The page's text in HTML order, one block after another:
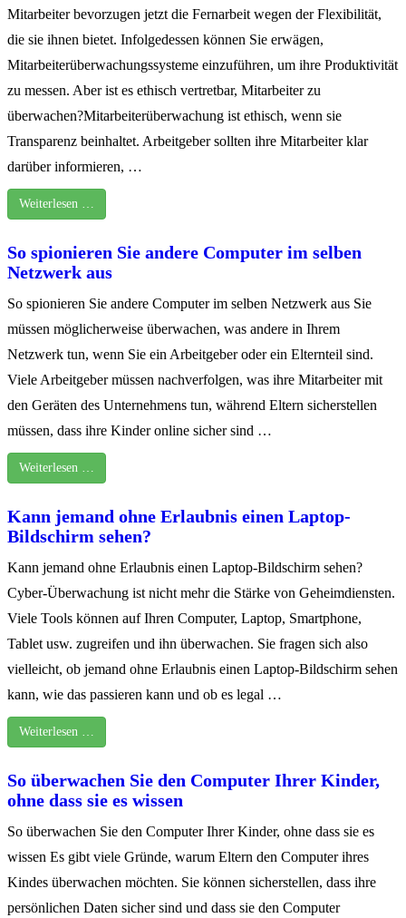
Mitarbeiter bevorzugen jetzt die Fernarbeit wegen der Flexibilität,
die sie ihnen bietet. Infolgedessen können Sie erwägen,
Mitarbeiterüberwachungssysteme einzuführen, um ihre Produktivität
zu messen. Aber ist es ethisch vertretbar, Mitarbeiter zu
überwachen?Mitarbeiterüberwachung ist ethisch, wenn sie
Transparenz beinhaltet. Arbeitgeber sollten ihre Mitarbeiter klar
darüber informieren, …
Weiterlesen …
So spionieren Sie andere Computer im selben
Netzwerk aus
So spionieren Sie andere Computer im selben Netzwerk aus Sie
müssen möglicherweise überwachen, was andere in Ihrem
Netzwerk tun, wenn Sie ein Arbeitgeber oder ein Elternteil sind.
Viele Arbeitgeber müssen nachverfolgen, was ihre Mitarbeiter mit
den Geräten des Unternehmens tun, während Eltern sicherstellen
müssen, dass ihre Kinder online sicher sind …
Weiterlesen …
Kann jemand ohne Erlaubnis einen Laptop-
Bildschirm sehen?
Kann jemand ohne Erlaubnis einen Laptop-Bildschirm sehen?
Cyber-Überwachung ist nicht mehr die Stärke von Geheimdiensten.
Viele Tools können auf Ihren Computer, Laptop, Smartphone,
Tablet usw. zugreifen und ihn überwachen. Sie fragen sich also
vielleicht, ob jemand ohne Erlaubnis einen Laptop-Bildschirm sehen
kann, wie das passieren kann und ob es legal …
Weiterlesen …
So überwachen Sie den Computer Ihrer Kinder,
ohne dass sie es wissen
So überwachen Sie den Computer Ihrer Kinder, ohne dass sie es
wissen Es gibt viele Gründe, warum Eltern den Computer ihres
Kindes überwachen möchten. Sie können sicherstellen, dass ihre
persönlichen Daten sicher sind und dass sie den Computer